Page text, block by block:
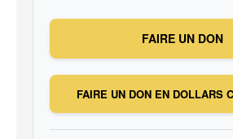
FAIRE UN DON
FAIRE UN DON EN DOLLARS